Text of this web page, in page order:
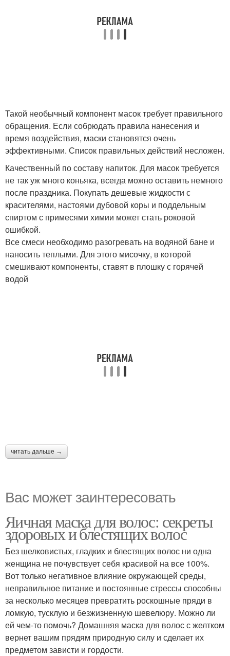
Такой необычный компонент масок требует правильного
обращения. Если собрюдать правила нанесения и
время воздействия, маски становятся очень
эффективными. Список правильных действий несложен.
Качественный по составу напиток. Для масок требуется
не так уж много коньяка, всегда можно оставить немного
после праздника. Покупать дешевые жидкости с
красителями, настоями дубовой коры и поддельным
спиртом с примесями химии может стать роковой
ошибкой.
Все смеси необходимо разогревать на водяной бане и
наносить теплыми. Для этого мисочку, в которой
смешивают компоненты, ставят в плошку с горячей
водой
читать дальше →
Вас может заинтересовать
Яичная маска для волос: секреты
здоровых и блестящих волос
Без шелковистых, гладких и блестящих волос ни одна
женщина не почувствует себя красивой на все 100%.
Вот только негативное влияние окружающей среды,
неправильное питание и постоянные стрессы способны
за несколько месяцев превратить роскошные пряди в
ломкую, тусклую и безжизненную шевелюру. Можно ли
ей чем-то помочь? Домашняя маска для волос с желтком
вернет вашим прядям природную силу и сделает их
предметом зависти и гордости.